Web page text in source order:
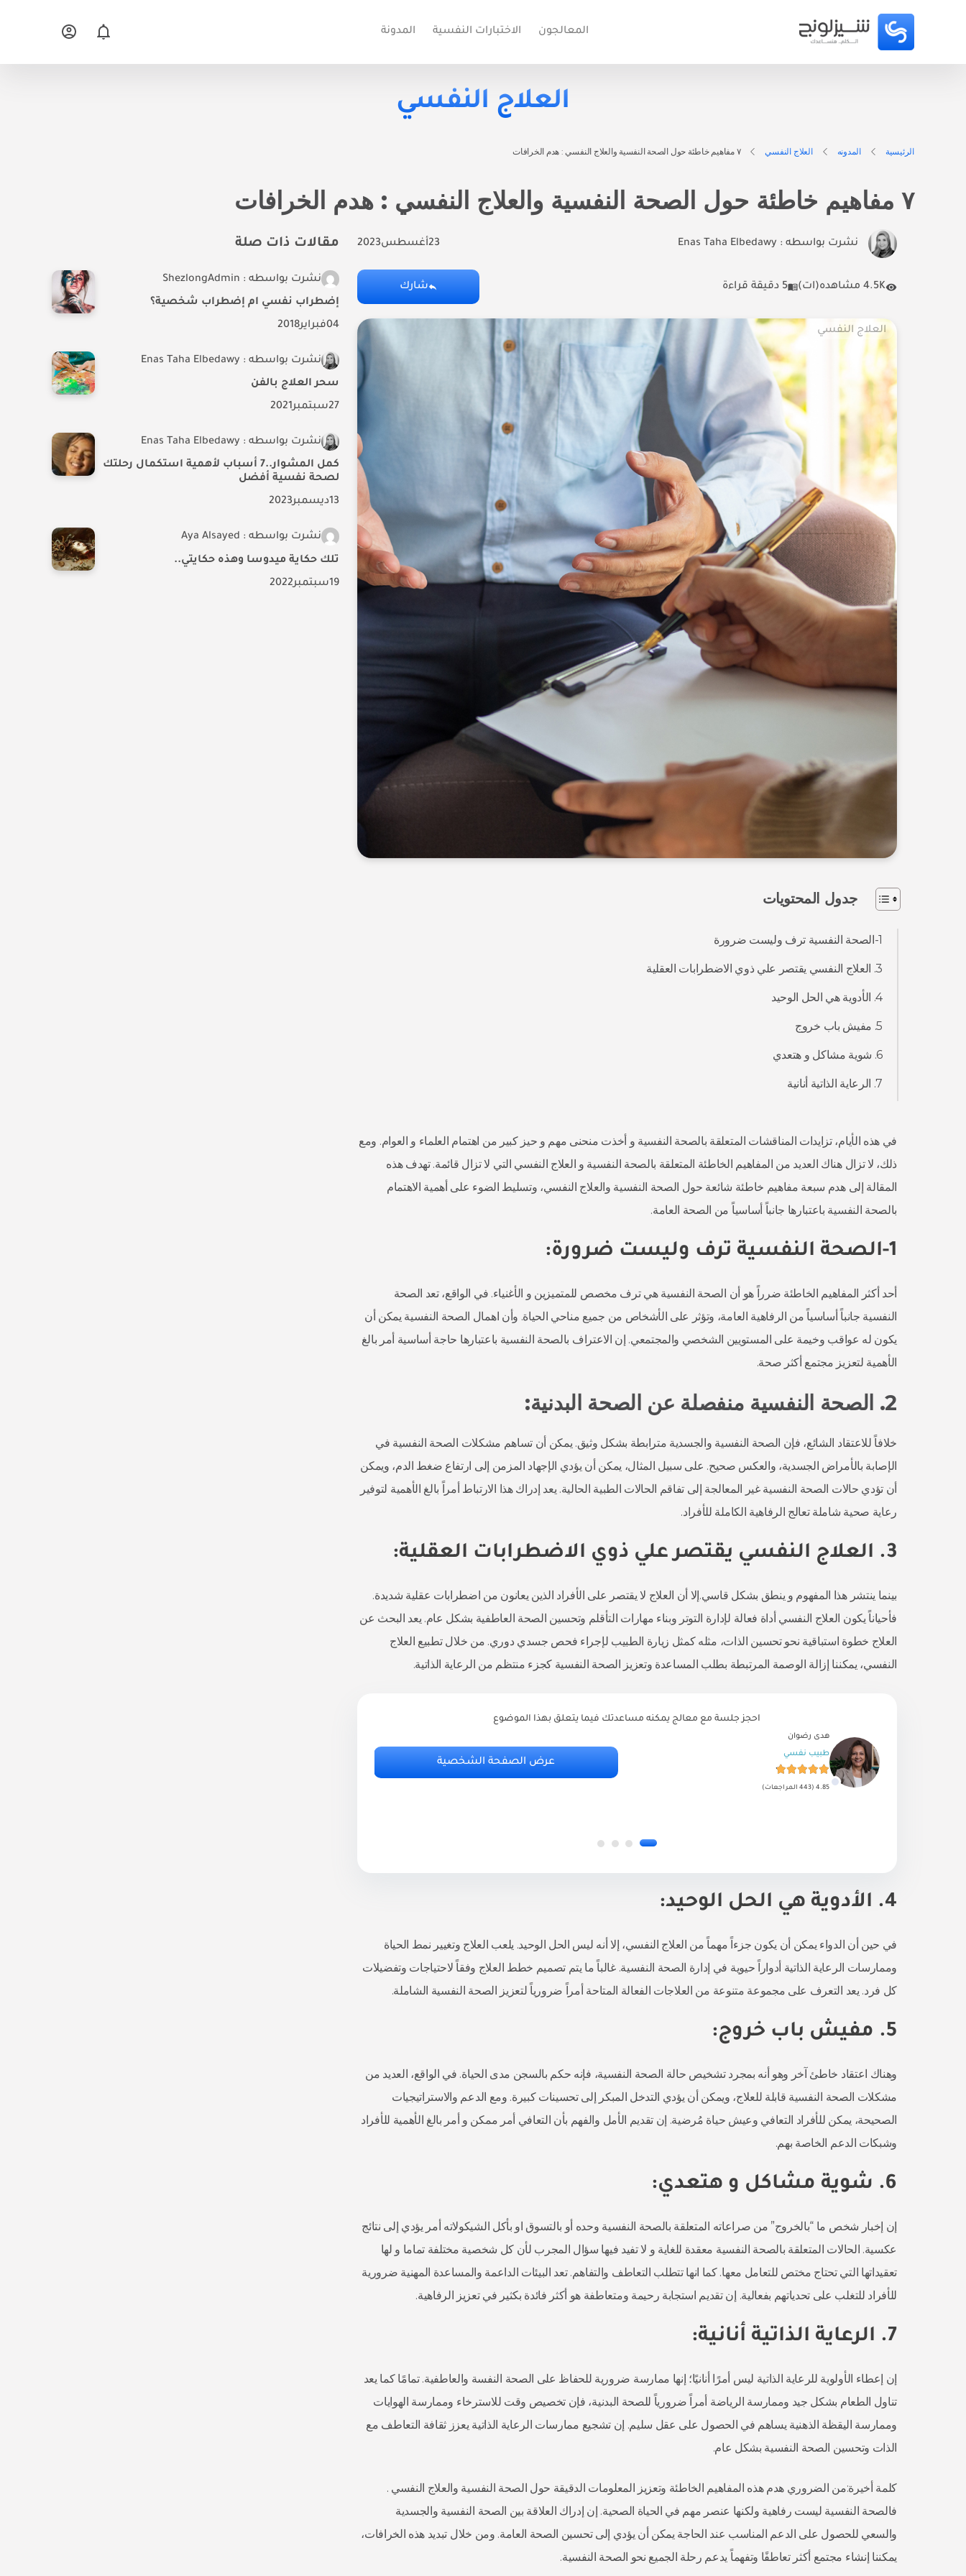
المعالجون الاختبارات النفسية المدونة
العلاج النفسي
الرئيسية المدونه العلاج النفسي ٧ مفاهيم خاطئة حول الصحة النفسية والعلاج النفسي : هدم الخرافات
٧ مفاهيم خاطئة حول الصحة النفسية والعلاج النفسي : هدم الخرافات
نشرت بواسطه : Enas Taha Elbedawy
23أغسطس2023
4.5K مشاهده(ات) 5 دقيقة قراءة شارك
العلاج النفسي
جدول المحتويات
1-الصحة النفسية ترف وليست ضرورة
3. العلاج النفسي يقتصر علي ذوي الاضطرابات العقلية
4. الأدوية هي الحل الوحيد
5. مفيش باب خروج
6. شوية مشاكل و هتعدي
7. الرعاية الذاتية أنانية
في هذه الأيام، تزايدات المناقشات المتعلقة بالصحة النفسية و أخذت منحنى مهم و حيز كبير من اهتمام العلماء و العوام. ومع
ذلك، لا تزال هناك العديد من المفاهيم الخاطئة المتعلقة بالصحة النفسية و العلاج النفسي التي لا تزال قائمة. تهدف هذه
المقالة إلى هدم سبعة مفاهيم خاطئة شائعة حول الصحة النفسية والعلاج النفسي، وتسليط الضوء على أهمية الاهتمام
بالصحة النفسية باعتبارها جانباً أساسياً من الصحة العامة.
1-الصحة النفسية ترف وليست ضرورة:
أحد أكثر المفاهيم الخاطئة ضرراً هو أن الصحة النفسية هي ترف مخصص للمتميزين و الأغنياء. في الواقع، تعد الصحة
النفسية جانباً أساسياً من الرفاهية العامة، وتؤثر على الأشخاص من جميع مناحي الحياة. وأن اهمال الصحة النفسية يمكن أن
يكون له عواقب وخيمة على المستويين الشخصي والمجتمعي. إن الاعتراف بالصحة النفسية باعتبارها حاجة أساسية أمر بالغ
الأهمية لتعزيز مجتمع أكثر صحة.
2. الصحة النفسية منفصلة عن الصحة البدنية:
خلافاً للاعتقاد الشائع، فإن الصحة النفسية والجسدية مترابطة بشكل وثيق. يمكن أن تساهم مشكلات الصحة النفسية في
الإصابة بالأمراض الجسدية، والعكس صحيح. على سبيل المثال، يمكن أن يؤدي الإجهاد المزمن إلى ارتفاع ضغط الدم، ويمكن
أن تؤدي حالات الصحة النفسية غير المعالجة إلى تفاقم الحالات الطبية الحالية. يعد إدراك هذا الارتباط أمراً بالغ الأهمية لتوفير
رعاية صحية شاملة تعالج الرفاهية الكاملة للأفراد.
3. العلاج النفسي يقتصر علي ذوي الاضطرابات العقلية:
بينما ينتشر هذا المفهوم و ينطق بشكل قاسي.إلا أن العلاج لا يقتصر على الأفراد الذين يعانون من اضطرابات عقلية شديدة.
فأحياناً يكون العلاج النفسي أداة فعالة لإدارة التوتر وبناء مهارات التأقلم وتحسين الصحة العاطفية بشكل عام. يعد البحث عن
العلاج خطوة استباقية نحو تحسين الذات، مثله كمثل زيارة الطبيب لإجراء فحص جسدي دوري. من خلال تطبيع العلاج
النفسي، يمكننا إزالة الوصمة المرتبطة بطلب المساعدة وتعزيز الصحة النفسية كجزء منتظم من الرعاية الذاتية.
احجز جلسة مع معالج يمكنه مساعدتك فيما يتعلق بهذا الموضوع
هدى رضوان
طبيب نفسي
4.85 (443 المراجعات)
عرض الصفحة الشخصية
4. الأدوية هي الحل الوحيد:
في حين أن الدواء يمكن أن يكون جزءاً مهماً من العلاج النفسي، إلا أنه ليس الحل الوحيد. يلعب العلاج وتغيير نمط الحياة
وممارسات الرعاية الذاتية أدواراً حيوية في إدارة الصحة النفسية. غالباً ما يتم تصميم خطط العلاج وفقاً لاحتياجات وتفضيلات
كل فرد. يعد التعرف على مجموعة متنوعة من العلاجات الفعالة المتاحة أمراً ضرورياً لتعزيز الصحة النفسية الشاملة.
5. مفيش باب خروج:
وهناك اعتقاد خاطئ آخر وهو أنه بمجرد تشخيص حالة الصحة النفسية، فإنه حكم بالسجن مدى الحياة. في الواقع، العديد من
مشكلات الصحة النفسية قابلة للعلاج، ويمكن أن يؤدي التدخل المبكر إلى تحسينات كبيرة. ومع الدعم والاستراتيجيات
الصحيحة، يمكن للأفراد التعافي وعيش حياة مُرضية. إن تقديم الأمل والفهم بأن التعافي أمر ممكن و أمر بالغ الأهمية للأفراد
وشبكات الدعم الخاصة بهم.
6. شوية مشاكل و هتعدي:
إن إخبار شخص ما “بالخروج” من صراعاته المتعلقة بالصحة النفسية وحده أو بالتسوق او بأكل الشيكولاته أمر يؤدي إلى نتائج
عكسية. الحالات المتعلقة بالصحة النفسية معقدة للغاية و لا تفيد فيها سؤال المجرب لأن كل شخصية مختلفة تماما و لها
تعقيداتها التي تحتاج مختص للتعامل معها. كما انها تتطلب التعاطف والتفاهم. تعد البيئات الداعمة والمساعدة المهنية ضرورية
للأفراد للتغلب على تحدياتهم بفعالية. إن تقديم استجابة رحيمة ومتعاطفة هو أكثر فائدة بكثير في تعزيز الرفاهية.
7. الرعاية الذاتية أنانية:
إن إعطاء الأولوية للرعاية الذاتية ليس أمرًا أنانيًا؛ إنها ممارسة ضرورية للحفاظ على الصحة النفسة والعاطفية. تمامًا كما يعد
تناول الطعام بشكل جيد وممارسة الرياضة أمراً ضرورياً للصحة البدنية، فإن تخصيص وقت للاسترخاء وممارسة الهوايات
وممارسة اليقظة الذهنية يساهم في الحصول على عقل سليم. إن تشجيع ممارسات الرعاية الذاتية يعزز ثقافة التعاطف مع
الذات وتحسين الصحة النفسية بشكل عام.
كلمة أخيرة:من الضروري هدم هذه المفاهيم الخاطئة وتعزيز المعلومات الدقيقة حول الصحة النفسية والعلاج النفسي .
فالصحة النفسية ليست رفاهية ولكنها عنصر مهم في الحياة الصحية. إن إدراك العلاقة بين الصحة النفسية والجسدية
والسعي للحصول على الدعم المناسب عند الحاجة يمكن أن يؤدي إلى تحسين الصحة العامة. ومن خلال تبديد هذه الخرافات،
يمكننا إنشاء مجتمع أكثر تعاطفًا وتفهماً يدعم رحلة الجميع نحو الصحة النفسية.
مقالات ذات صلة
نشرت بواسطه : ShezlongAdmin
إضطراب نفسي ام إضطراب شخصية؟
04فبراير2018
نشرت بواسطه : Enas Taha Elbedawy
سحر العلاج بالفن
27سبتمبر2021
نشرت بواسطه : Enas Taha Elbedawy
كمل المشوار..7 أسباب لأهمية استكمال رحلتك
لصحة نفسية أفضل
13ديسمبر2023
نشرت بواسطه : Aya Alsayed
تلك حكاية ميدوسا وهذه حكايتي..
19سبتمبر2022